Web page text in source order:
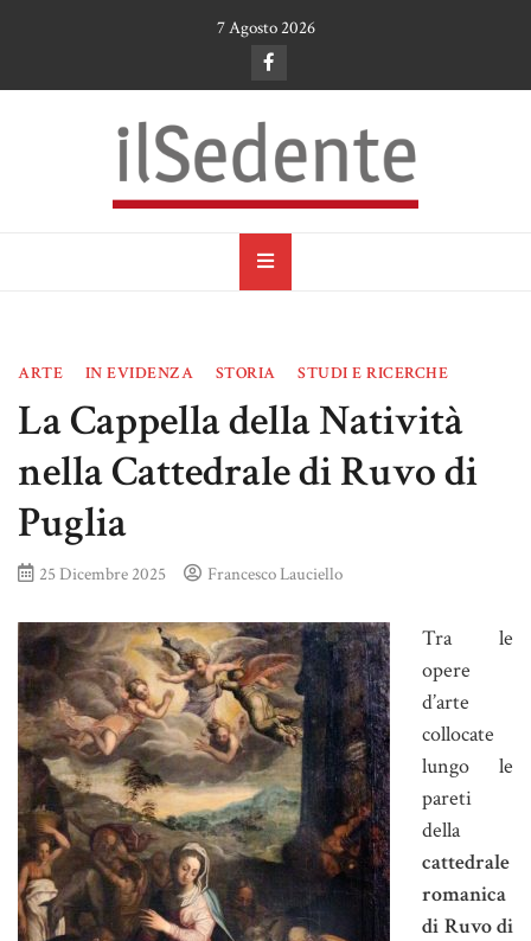
7 Agosto 2026
il Sedente
ARTE IN EVIDENZA STORIA STUDI E RICERCHE
La Cappella della Natività
nella Cattedrale di Ruvo di
Puglia
25 Dicembre 2025 Francesco Lauciello
Tra le
opere
d’arte
collocate
lungo le
pareti
della
cattedrale
romanica
di Ruvo di